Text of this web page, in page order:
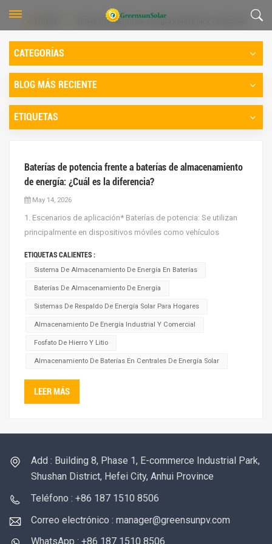
almacenamiento de energía industrial y comercial
CATEGORÍAS
BLOG MÁS RECIENTE
ETIQUETAS
Baterías de potencia frente a baterías de almacenamiento
de energía: ¿Cuál es la diferencia?
May 14, 2026
1. Escenarios de aplicación* Baterías de potencia: Se utilizan
principalmente en dispositivos móviles como vehículos
necesidades energéticas de los dispositivos durante s...
ETIQUETAS CALIENTES :
Sistema De Almacenamiento De Energía En Baterías
Baterías De Almacenamiento De Energía
Sistemas De Respaldo De Energía Solar Para Hogares
Almacenamiento De Energía Industrial Y Comercial
Fosfato De Hierro Y Litio
Almacenamiento De Baterías En Centrales De Energía Solar
LEER MÁS
Add : Building 8, Phase 1, E-commerce Industrial Park,
Shushan District, Hefei City, Anhui Province
Teléfono : +86 187 1510 8506
Correo electrónico : manager@greensunpv.com
WhatsApp : +86 187 1510 8506